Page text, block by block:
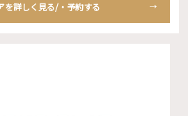
を詳しく見る/・予約する